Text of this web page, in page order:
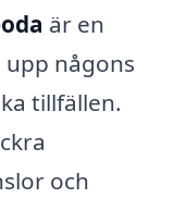
är en
någons
tillfällen.
och